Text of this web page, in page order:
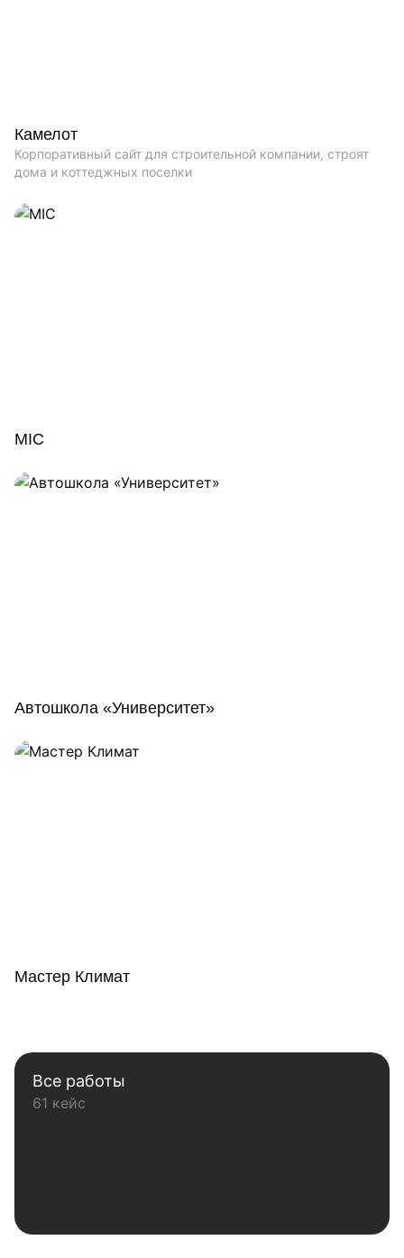
Камелот
Корпоративный сайт для строительной компании, строят
дома и коттеджных поселки
MIC
Автошкола «Университет»
Мастер Климат
Все работы
61 кейс